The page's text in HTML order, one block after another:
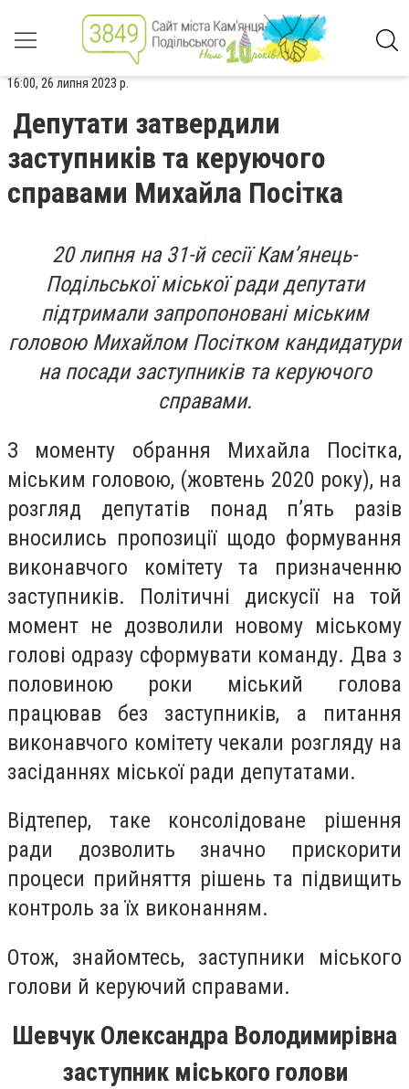
16:00, 26 липня 2023 р.
Депутати затвердили
заступників та керуючого
справами Михайла Посітка
20 липня на 31-й сесії Кам’янець-
Подільської міської ради депутати
підтримали запропоновані міським
головою Михайлом Посітком кандидатури
на посади заступників та керуючого
справами.
З моменту обрання Михайла Посітка,
міським головою, (жовтень 2020 року), на
розгляд депутатів понад п’ять разів
вносились пропозиції щодо формування
виконавчого комітету та призначенню
заступників. Політичні дискусії на той
момент не дозволили новому міському
голові одразу сформувати команду. Два з
половиною роки міський голова
працював без заступників, а питання
виконавчого комітету чекали розгляду на
засіданнях міської ради депутатами.
Відтепер, таке консолідоване рішення
ради дозволить значно прискорити
процеси прийняття рішень та підвищить
контроль за їх виконанням.
Отож, знайомтесь, заступники міського
голови й керуючий справами.
Шевчук Олександра Володимирівна
заступник міського голови